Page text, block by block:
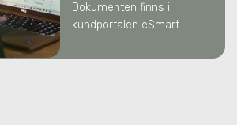
Dokumenten finns i
kundportalen eSmart.